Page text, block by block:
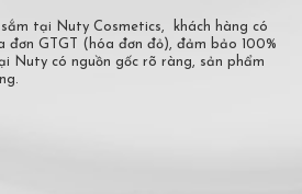
tại Nuty Cosmetics, khách hàng có
đơn GTGT (hóa đơn đỏ), đảm bảo 100%
Nuty có nguồn gốc rõ ràng, sản phẩm